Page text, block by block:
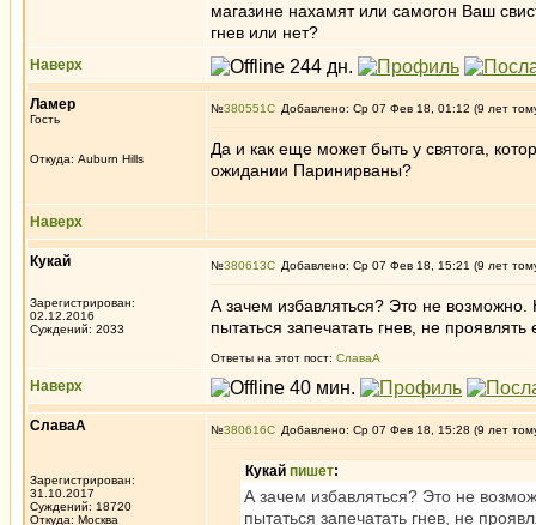
магазине нахамят или самогон Ваш
гнев или нет?
Наверх
Ламер
Гость
Откуда: Auburn Hills
№380551 Добавлено: Ср 07 Фев 18, 01:12 (9 лет
Да и как еще может быть у святога,
ожидании Паринирваны?
Наверх
Кукай
Зарегистрирован:
02.12.2016
Суждений: 2033
№380613 Добавлено: Ср 07 Фев 18, 15:21 (9 лет
А зачем избавляться? Это не возможно.
пытаться запечатать гнев, не проявлять
Ответы на этот пост: СлаваА
Наверх
СлаваА
Зарегистрирован:
31.10.2017
Суждений: 18720
Откуда: Москва
№380616 Добавлено: Ср 07 Фев 18, 15:28 (9 лет
Кукай пишет:
А зачем избавляться? Это не
пытаться запечатать гнев, не